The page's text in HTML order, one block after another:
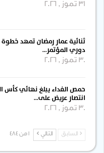
31 تموز , 2026
ثنائية عمار رمضان تمهد خطوة
دوري المؤتمر…
30 تموز , 2026
حمص الفداء يبلغ نهائي كأس
انتصار عريض على…
30 تموز , 2026
السابق التالي